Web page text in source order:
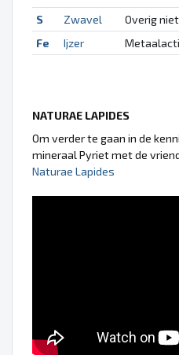
S Zwavel Overig
Fe
Ijzer
NATURAE LAPIDES
Om verder te gaan in de
mineraal Pyriet met de
Naturae Lapides